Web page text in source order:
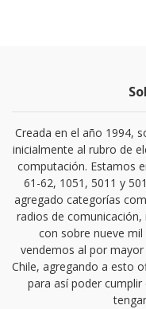
Creada en el año 1994,
inicialmente al rubro de
computación. Estamos
61-62, 1051, 5011 y
agregado categorías
radios de
con sobre nueve
vendemos al por
Chile, agregando a esto
para así poder